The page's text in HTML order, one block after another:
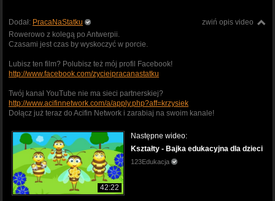
zwiń opis video
Dodał: PracaNaStatku
Rowerowo z kolegą po Antwerpii.
Czasami jest czas by wyskoczyć w porcie.
Lubisz ten film? Polubisz też mój profil Facebook!
http://www.facebook.com/zycieipracanastatku
Twój kanał YouTube nie ma sieci partnerskiej?
http://www.acifinnetwork.com/a/apply.php?aff=krzysiek
Dołącz już teraz do Acifin Network i zarabiaj na swoim kanale!
42:22
Następne wideo:
Kształty - Bajka edukacyjna dla dzieci
123Edukacja